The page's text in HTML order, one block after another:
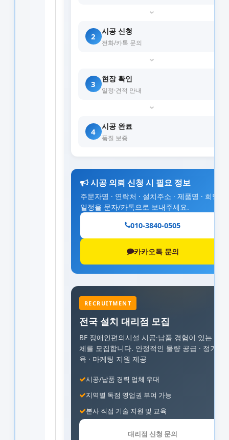
›
2
시공 신청
전화/카톡 문의
›
3
현장 확인
일정·견적 안내
›
4
시공 완료
품질 보증
시공 의뢰 신청 시 필요 정보
주문자명 · 연락처 · 설치주소 · 제품명 · 희망
일정을 문자/카톡으로 보내주세요.
010-3840-0505
카카오톡 문의
RECRUITMENT
전국 설치 대리점 모집
BF 장애인편의시설 시공·납품 경험이 있는 업
체를 모집합니다. 안정적인 물량 공급 · 정기 교
육 · 마케팅 지원 제공
시공/납품 경력 업체 우대
지역별 독점 영업권 부여 가능
본사 직접 기술 지원 및 교육
대리점 신청 문의